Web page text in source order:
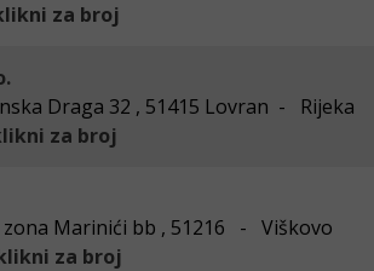
za broj
Draga 32 , 51415 Lovran - Rijeka
za broj
Marinići bb , 51216 - Viškovo
za broj